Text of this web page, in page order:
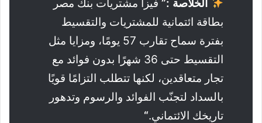
الخلاصة :”فيزا مشتريات بنك مصر
بطاقة ائتمانية للمشتريات والتقسيط
بفترة سماح تقارب 57 يومًا، ومزايا مثل
التقسيط حتى 36 شهرًا بدون فوائد مع
تجار متعاقدين، لكنها تتطلب التزامًا قويًا
بالسداد لتجنّب الفوائد والرسوم وتدهور
تاريخك الائتماني.“